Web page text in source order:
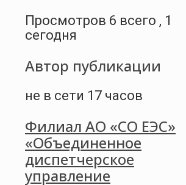
Просмотров 6 всего , 1
сегодня
Автор публикации
не в сети 17 часов
Филиал АО «СО ЕЭС»
«Объединенное
диспетчерское
управление